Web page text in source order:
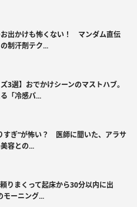
出かけも怖くない！ マンダム直伝
制汗剤テク...
ズ3選】おでかけシーンのマストハブ。
「冷感パ...
すぎ”が怖い？ 医師に聞いた、アラサ
容との...
りまくって起床から30分以内に出
ーニング...